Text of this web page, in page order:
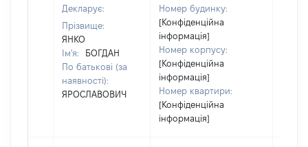
Декларує:
Прізвище:
ЯНКО
Ім'я:
БОГДАН
По батькові (за
наявності):
ЯРОСЛАВОВИЧ
Номер будинку:
[Конфіденційна
інформація]
Номер корпусу:
[Конфіденційна
інформація]
Номер квартири:
[Конфіденційна
інформація]